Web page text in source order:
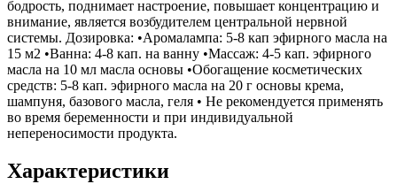
бодрость, поднимает настроение, повышает концентрацию и
внимание, является возбудителем центральной нервной
системы. Дозировка: •Аромалампа: 5-8 кап эфирного масла на
15 м2 •Ванна: 4-8 кап. на ванну •Массаж: 4-5 кап. эфирного
масла на 10 мл масла основы •Обогащение косметических
средств: 5-8 кап. эфирного масла на 20 г основы крема,
шампуня, базового масла, геля • Не рекомендуется применять
во время беременности и при индивидуальной
непереносимости продукта.
Характеристики